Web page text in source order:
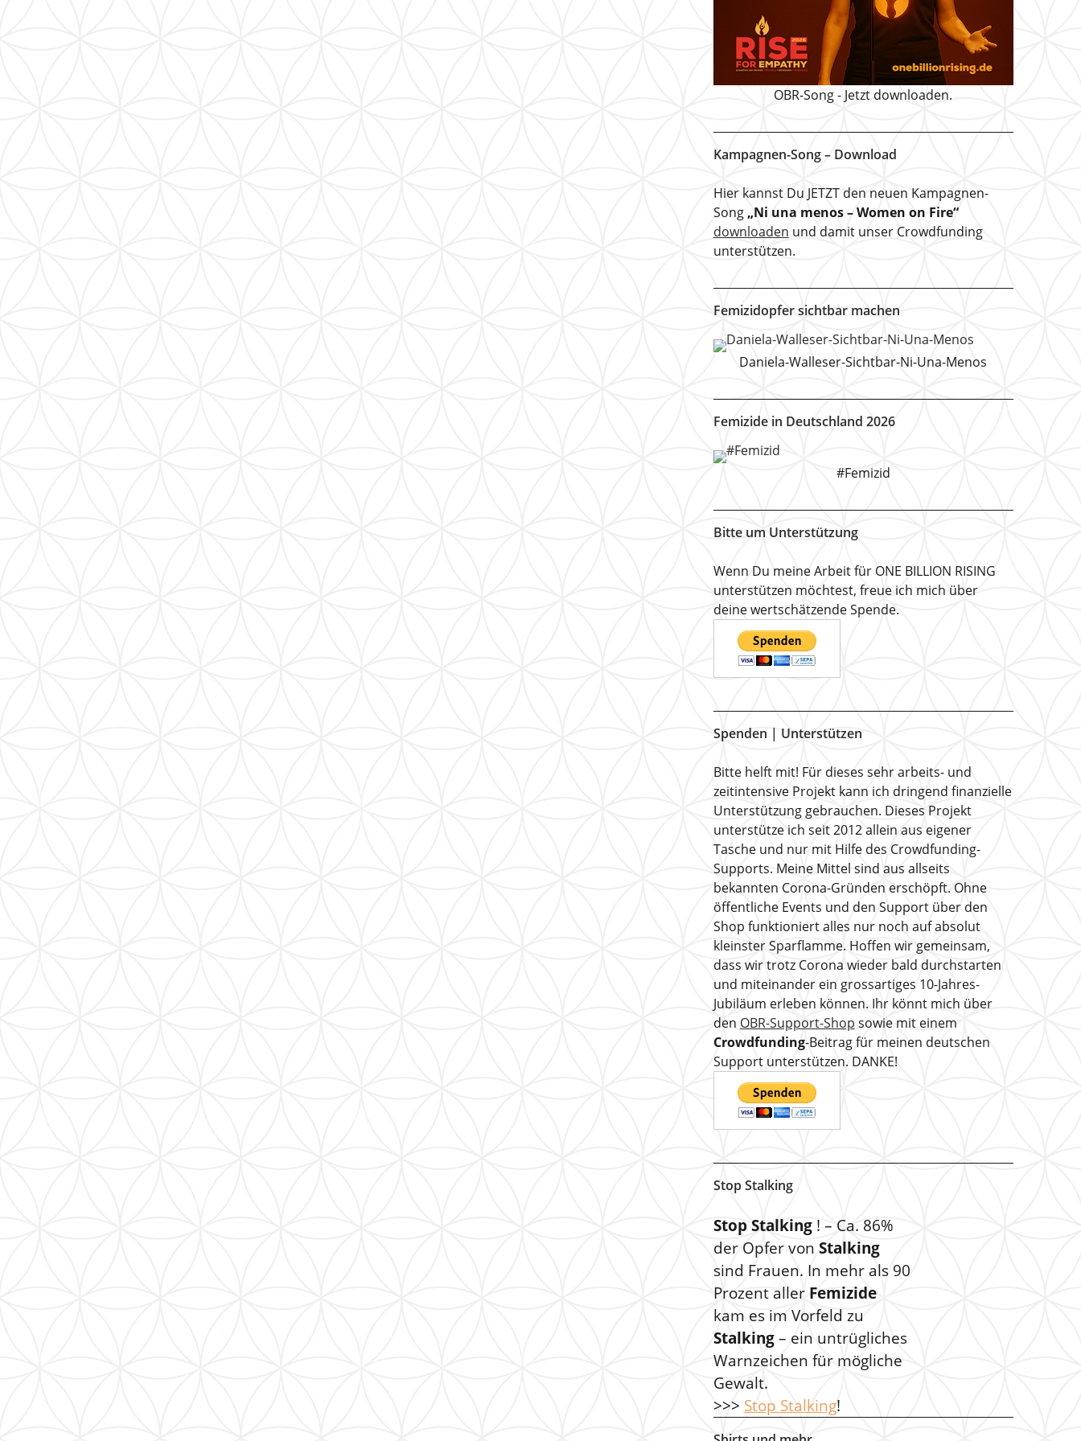
OBR-Song - Jetzt downloaden.
Kampagnen-Song – Download
Hier kannst Du JETZT den neuen Kampagnen-
Song „Ni una menos – Women on Fire“
downloaden und damit unser Crowdfunding
unterstützen.
Femizidopfer sichtbar machen
Daniela-Walleser-Sichtbar-Ni-Una-Menos
Femizide in Deutschland 2026
#Femizid
Bitte um Unterstützung
Wenn Du meine Arbeit für ONE BILLION RISING
unterstützen möchtest, freue ich mich über
deine wertschätzende Spende.
Spenden | Unterstützen
Bitte helft mit! Für dieses sehr arbeits- und
zeitintensive Projekt kann ich dringend finanzielle
Unterstützung gebrauchen. Dieses Projekt
unterstütze ich seit 2012 allein aus eigener
Tasche und nur mit Hilfe des Crowdfunding-
Supports. Meine Mittel sind aus allseits
bekannten Corona-Gründen erschöpft. Ohne
öffentliche Events und den Support über den
Shop funktioniert alles nur noch auf absolut
kleinster Sparflamme. Hoffen wir gemeinsam,
dass wir trotz Corona wieder bald durchstarten
und miteinander ein grossartiges 10-Jahres-
Jubiläum erleben können. Ihr könnt mich über
den OBR-Support-Shop sowie mit einem
Crowdfunding-Beitrag für meinen deutschen
Support unterstützen. DANKE!
Stop Stalking
Stop Stalking! – Ca. 86%
der Opfer von Stalking
sind Frauen. In mehr als 90
Prozent aller Femizide
kam es im Vorfeld zu
Stalking– ein untrügliches
Warnzeichen für mögliche
Gewalt.
>>> Stop Stalking!